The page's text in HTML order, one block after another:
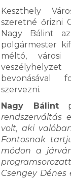
Keszthely
szeretné őrizni
Nagy Bálint
polgármester
méltó, városi
bevonásával
szervezni.
Nagy Bálint
rendszerváltás
volt, aki
Fontosnak
módon a
Csengey